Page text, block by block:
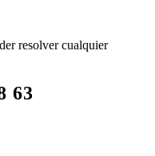
resolver cualquier
63